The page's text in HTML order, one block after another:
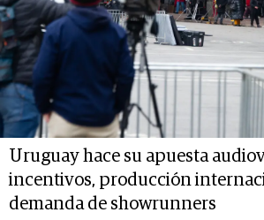
Uruguay hace su apuesta
incentivos, producción
demanda de showrunners